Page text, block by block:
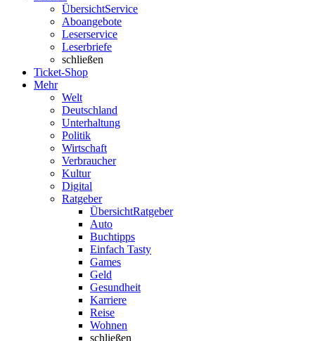
ÜbersichtService
Aboangebote
Leserservice
Leserbriefe
schließen
Ticket-Shop
Mehr
Welt
Deutschland
Unterhaltung
Politik
Wirtschaft
Verbraucher
Kultur
Digital
Ratgeber
ÜbersichtRatgeber
Auto
Buchtipps
Einfach Tasty
Games
Geld
Gesundheit
Karriere
Reise
Wohnen
schließen